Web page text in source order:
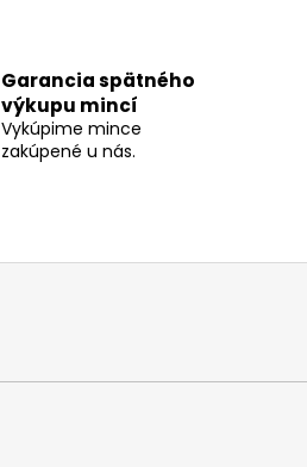
Garancia spätného
výkupu mincí
Vykúpime mince
zakúpené u nás.